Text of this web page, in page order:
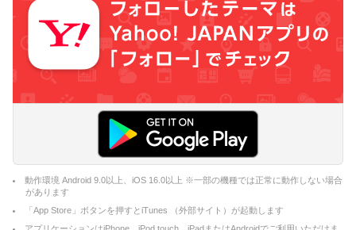
動作環境 Android 9.0以上、iOS 16.0以上 ※一部の機種では正常に動作しない場合
があります
「App Store」ボタンを押すとiTunes （外部サイト）が起動します